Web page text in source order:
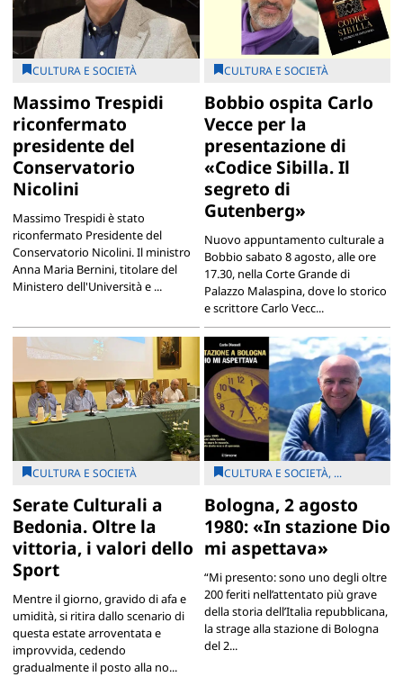
CULTURA E SOCIETÀ
Massimo Trespidi
riconfermato
presidente del
Conservatorio
Nicolini
Massimo Trespidi è stato
riconfermato Presidente del
Conservatorio Nicolini. Il ministro
Anna Maria Bernini, titolare del
Ministero dell'Università e ...
CULTURA E SOCIETÀ
Bobbio ospita Carlo
Vecce per la
presentazione di
«Codice Sibilla. Il
segreto di
Gutenberg»
Nuovo appuntamento culturale a
Bobbio sabato 8 agosto, alle ore
17.30, nella Corte Grande di
Palazzo Malaspina, dove lo storico
e scrittore Carlo Vecc...
CULTURA E SOCIETÀ
Serate Culturali a
Bedonia. Oltre la
vittoria, i valori dello
Sport
Mentre il giorno, gravido di afa e
umidità, si ritira dallo scenario di
questa estate arroventata e
improvvida, cedendo
gradualmente il posto alla no...
CULTURA E SOCIETÀ, ...
Bologna, 2 agosto
1980: «In stazione Dio
mi aspettava»
“Mi presento: sono uno degli oltre
200 feriti nell’attentato più grave
della storia dell’Italia repubblicana,
la strage alla stazione di Bologna
del 2...